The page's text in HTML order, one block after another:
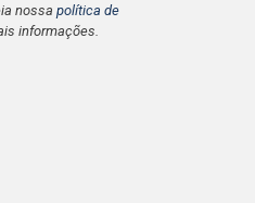
nossa política de
informações.